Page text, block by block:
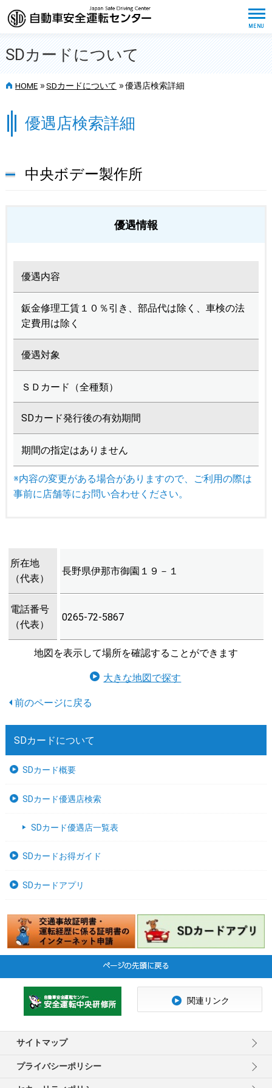
SDカードについて
HOME >> SDカードについて >> 優遇店検索詳細
優遇店検索詳細
中央ボデー製作所
優遇情報
優遇内容
鈑金修理工賃１０％引き、部品代は除く、車検の法
定費用は除く
優遇対象
ＳＤカード（全種類）
SDカード発行後の有効期間
期間の指定はありません
※内容の変更がある場合がありますので、ご利用の際は
事前に店舗等にお問い合わせください。
所在地
（代表）
長野県伊那市御園１９－１
電話番号
（代表）
0265-72-5867
地図を表示して場所を確認することができます
大きな地図で探す
SDカードについて
SDカード概要
SDカード優遇店検索
SDカード優遇店一覧表
SDカードお得ガイド
SDカードアプリ
サイトマップ
プライバシーポリシー
関連リンク